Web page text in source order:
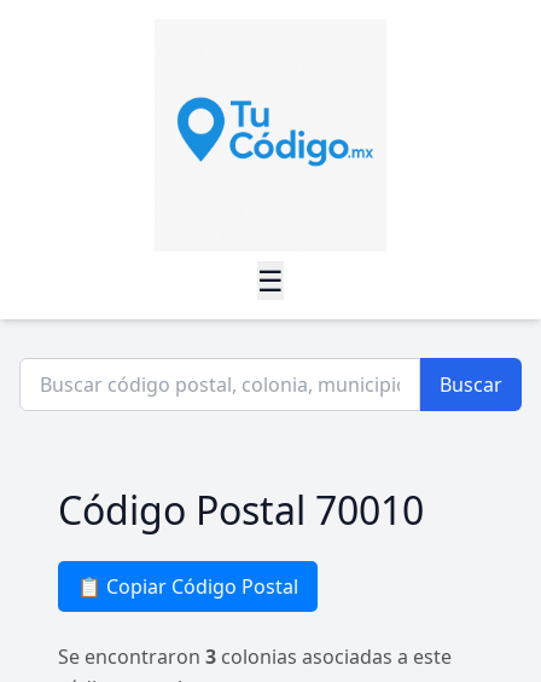
☰
Buscar
Código Postal 70010
📋 Copiar Código Postal
Se encontraron 3 colonias asociadas a este